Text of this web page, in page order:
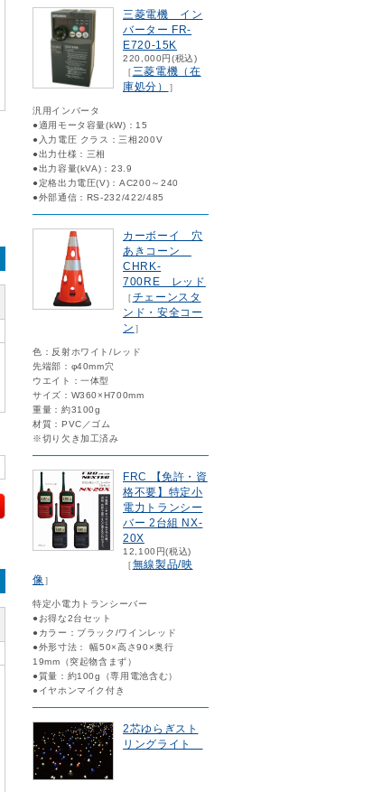
三菱電機 イン
バーター FR-
E720-15K
220,000円(税込)
［三菱電機（在
庫処分）
］
汎用インバータ
●適用モータ容量(kW)：15
●入力電圧 クラス：三相200V
●出力仕様：三相
●出力容量(kVA)：23.9
●定格出力電圧(V)：AC200～240
●外部通信：RS-232/422/485
カーボーイ 穴
あきコーン
CHRK-
700RE レッド
［チェーンスタ
ンド・安全コー
ン ］
色：反射ホワイト/レッド
先端部：φ40mm穴
ウエイト：一体型
サイズ：W360×H700mm
重量：約3100g
材質：PVC／ゴム
※切り欠き加工済み
FRC 【免許・資
格不要】特定小
電力トランシー
バー 2台組 NX-
20X
12,100円(税込)
［無線製品/映
像］
特定小電力トランシーバー
●お得な2台セット
●カラー：ブラック/ワインレッド
●外形寸法： 幅50×高さ90×奥行
19mm（突起物含まず）
●質量：約100g（専用電池含む）
●イヤホンマイク付き
2芯ゆらぎスト
リングライト